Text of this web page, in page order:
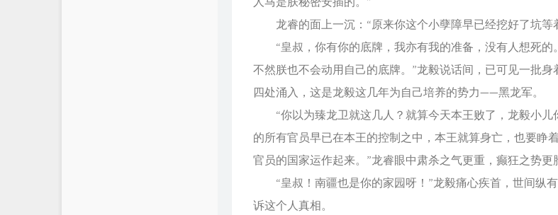
龙睿的面上一沉：“原来你这个小孽障早已经挖好了坑等
“皇叔，你有你的底牌，我亦有我的准备，没有人想死的
不然朕也不会动用自己的底牌。”龙毅说话间，已可见一批
四处涌入，这是龙毅这几年为自己培养的势力——黑龙军。
“你以为臻龙卫就这几人？就算今天本王败了，龙毅小儿
的所有官员早已在本王的控制之中，本王就算身亡，也要睁
官员的国家运作起来。”龙睿眼中肃杀之气更重，癫狂之势更
“皇叔！南疆也是你的家园呀！”龙毅痛心疾首，世间纵
诉这个人真相。